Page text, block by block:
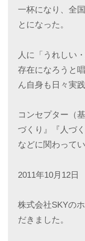
一杯になり、全
とになった。
人に「うれしい
存在になろうと
ん自身も日々実
コンセプター（
づくり』『人づ
などに関わってい
2011年10月 12 日
株式会社SKYの
だきました。